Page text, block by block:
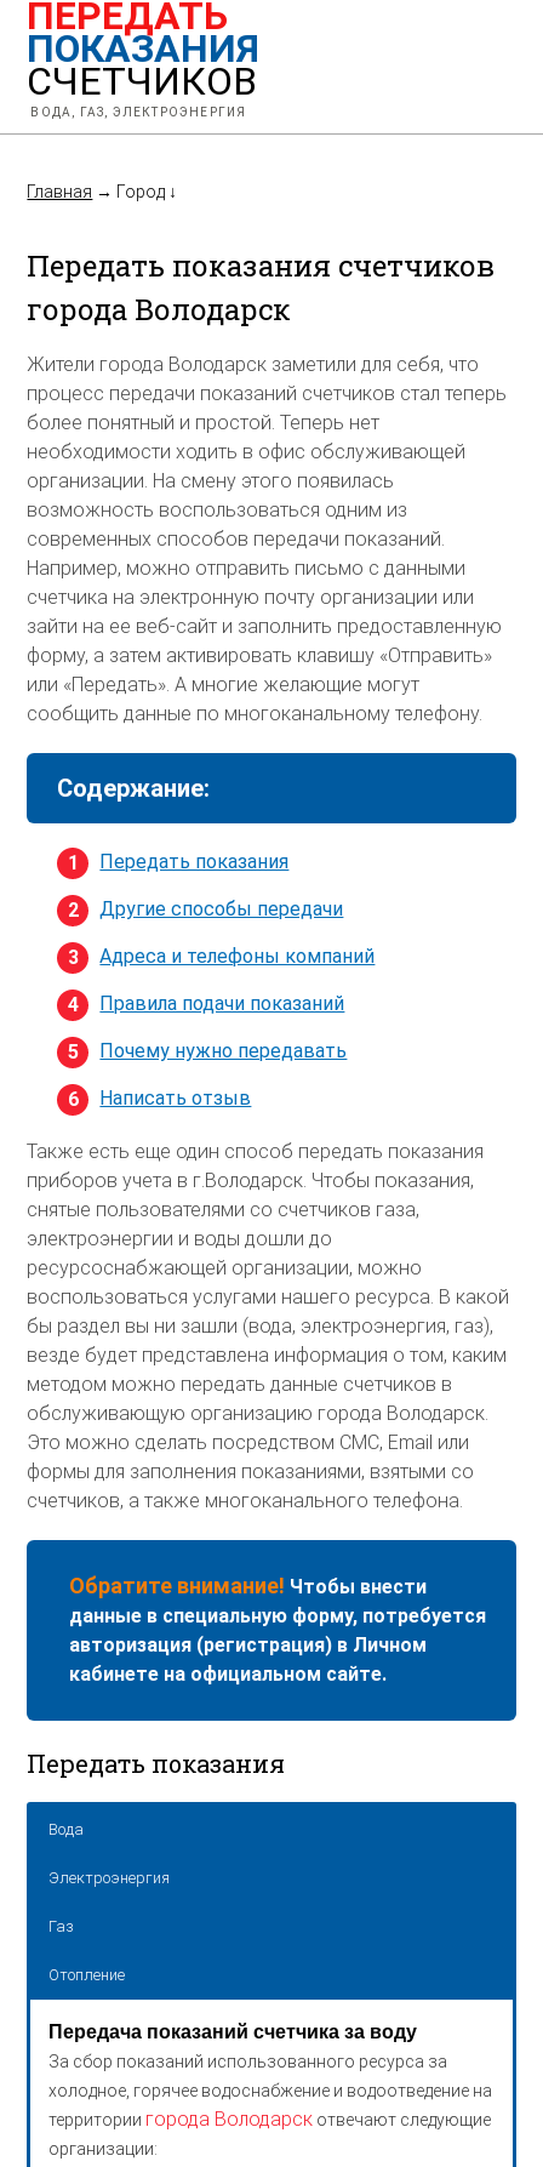
ПЕРЕДАТЬ
ПОКАЗАНИЯ
СЧЕТЧИКОВ
ВОДА, ГАЗ, ЭЛЕКТРОЭНЕРГИЯ
Главная → Город ↓
Передать показания счетчиков
города Володарск
Жители города Володарск заметили для себя, что
процесс передачи показаний счетчиков стал теперь
более понятный и простой. Теперь нет
необходимости ходить в офис обслуживающей
организации. На смену этого появилась
возможность воспользоваться одним из
современных способов передачи показаний.
Например, можно отправить письмо с данными
счетчика на электронную почту организации или
зайти на ее веб-сайт и заполнить предоставленную
форму, а затем активировать клавишу «Отправить»
или «Передать». А многие желающие могут
сообщить данные по многоканальному телефону.
Содержание:
Передать показания
Другие способы передачи
Адреса и телефоны компаний
Правила подачи показаний
Почему нужно передавать
Написать отзыв
Также есть еще один способ передать показания
приборов учета в г.Володарск. Чтобы показания,
снятые пользователями со счетчиков газа,
электроэнергии и воды дошли до
ресурсоснабжающей организации, можно
воспользоваться услугами нашего ресурса. В какой
бы раздел вы ни зашли (вода, электроэнергия, газ),
везде будет представлена информация о том, каким
методом можно передать данные счетчиков в
обслуживающую организацию города Володарск.
Это можно сделать посредством СМС, Email или
формы для заполнения показаниями, взятыми со
счетчиков, а также многоканального телефона.
Обратите внимание! Чтобы внести
данные в специальную форму, потребуется
авторизация (регистрация) в Личном
кабинете на официальном сайте.
Передать показания
Вода
Электроэнергия
Газ
Отопление
Передача показаний счетчика за воду
За сбор показаний использованного ресурса за
холодное, горячее водоснабжение и водоотведение на
территории города Володарск отвечают следующие
организации: